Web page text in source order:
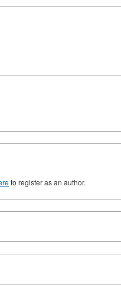
to register as an author.